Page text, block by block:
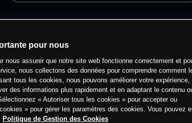
pour nous
nous assurer que notre site web fonctionne correctement et
nous collectons des données pour comprendre comment
tous les cookies, nous pouvons améliorer votre expérience,
des informations plus rapidement et en adaptant le contenu
« Autoriser tous les cookies » pour accepter ou
» pour gérer les paramètres des cookies. Vous pouvez
Politique de Gestion des Cookies